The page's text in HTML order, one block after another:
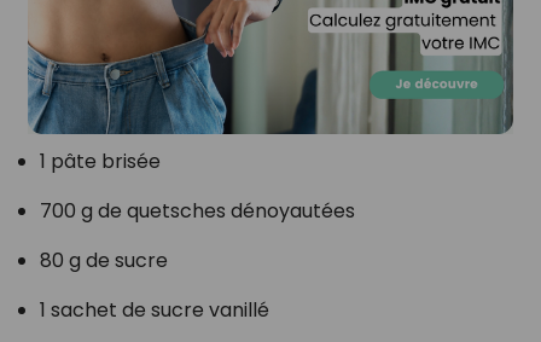
1 pâte brisée
700 g de quetsches dénoyautées
80 g de sucre
1 sachet de sucre vanillé